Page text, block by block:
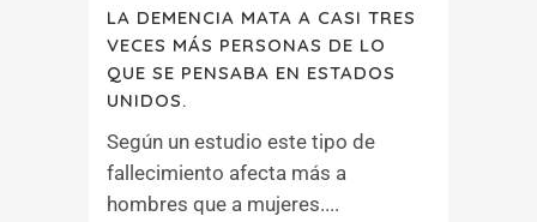
LA DEMENCIA MATA A CASI TRES
VECES MÁS PERSONAS DE LO
QUE SE PENSABA EN ESTADOS
UNIDOS.
Según un estudio este tipo de
fallecimiento afecta más a
hombres que a mujeres....